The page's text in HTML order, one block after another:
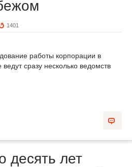
1401
работы корпорации в
сразу несколько ведомств
десять лет